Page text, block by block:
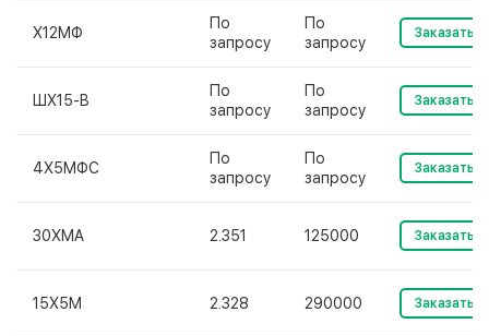
Х12МФ
По
запросу
По
запросу
Заказать
ШХ15-В
По
запросу
По
запросу
Заказать
4Х5МФС
По
запросу
По
запросу
Заказать
30ХМА 2.351 125000 Заказать
15Х5М 2.328 290000 Заказать